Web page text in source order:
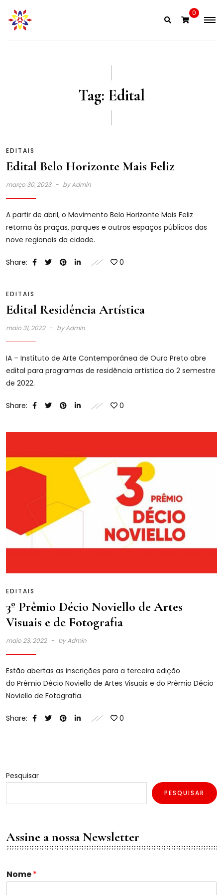
content
0
Tag: Edital
EDITAIS
Edital Belo Horizonte Mais Feliz
março 30, 2023 byAdmin
A partir de abril, o Movimento Belo Horizonte Mais Feliz
retorna às praças, parques e outros espaços públicos das
nove regionais da cidade.
Share: 0
EDITAIS
Edital Residência Artística
maio 31, 2022 byAdmin
IA – Instituto de Arte Contemporânea de Ouro Preto abre
edital para programas de residência artística do 2 semestre
de 2022.
Share: 0
EDITAIS
3º Prêmio Décio Noviello de Artes
Visuais e de Fotografia￼
maio 23, 2022 byAdmin
Estão abertas as inscrições para a terceira edição
do Prêmio Décio Noviello de Artes Visuais e do Prêmio Décio
Noviello de Fotografia.
Share: 0
Pesquisar
PESQUISAR
Assine a nossa Newsletter
Nome*